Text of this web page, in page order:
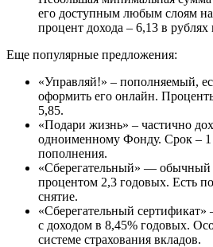
его доступным любым слоям
процент дохода – 6,13 в рублях
Еще популярные предложения:
«Управляй!» – пополняемый,
оформить его онлайн.
5,85.
«Подари жизнь» – частично
одноименному Фонду. Срок – 1
пополнения.
«Сберегательный» —
процентом 2,3 годовых. Есть
снятие.
«Сберегательный
с доходом в 8,45% годовых.
системе страхования вкладов.